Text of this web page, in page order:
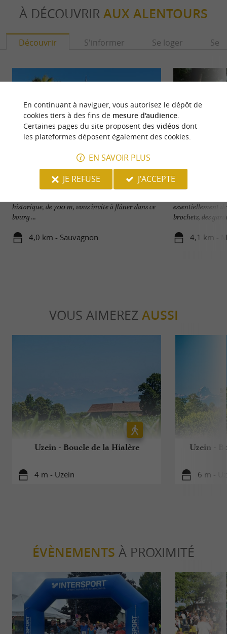
À DÉCOUVRIR AUX ALENTOURS
Découvrir S'informer Se loger Se
historique, de 700 m, vous invite à flâner dans ce
bourg ...
4,0 km - Sauvagnon
Lac de
essentiellement
brochets, des
4,1 km -
VOUS AIMEREZ AUSSI
Uzein - Boucle de la Hialère
4 m - Uzein
Uzein -
6 m -
ÉVÈNEMENTS À PROXIMITÉ
En continuant à naviguer, vous autorisez le dépôt de
cookies tiers à des fins de mesure d'audience.
Certaines pages du site proposent des vidéosdont
les plateformes déposent également des cookies.
EN SAVOIR PLUS
JE REFUSE
J'ACCEPTE